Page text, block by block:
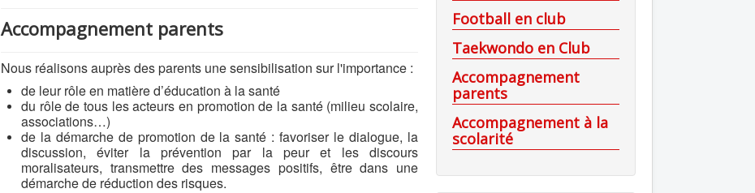
Accompagnement parents
Nous réalisons auprès des parents une sensibilisation sur l'importance :
de leur rôle en matière d’éducation à la santé
du rôle de tous les acteurs en promotion de la santé (milieu scolaire,
associations…)
de la démarche de promotion de la santé : favoriser le dialogue, la
discussion, éviter la prévention par la peur et les discours
moralisateurs, transmettre des messages positifs, être dans une
démarche de réduction des risques.
Football en club
Taekwondo en Club
Accompagnement
parents
Accompagnement à la
scolarité